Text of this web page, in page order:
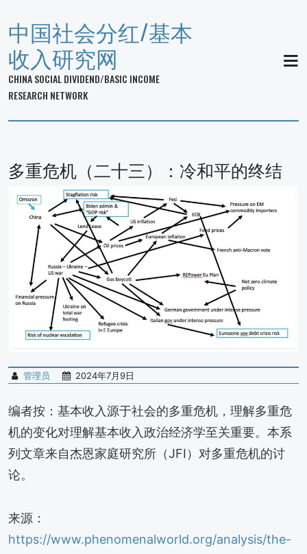
中国社会分红/基本
收入研究网
CHINA SOCIAL DIVIDEND/BASIC INCOME
RESEARCH NETWORK
多重危机（二十三）：冷和平的终结
管理员 2024年7月9日
编者按：基本收入源于社会的多重危机，理解多重危
机的变化对理解基本收入政治经济学至关重要。本系
列文章来自杰恩家庭研究所（JFI）对多重危机的讨
论。
来源：
https://www.phenomenalworld.org/analysis/the-